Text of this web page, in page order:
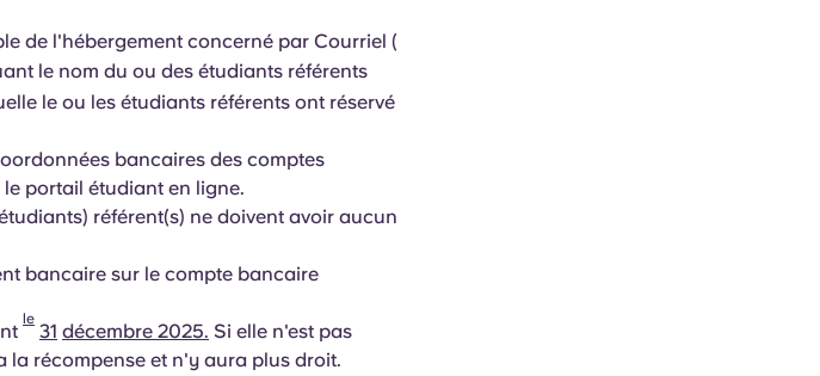
de l'hébergement concerné par Courriel (
le nom du ou des étudiants référents
le ou les étudiants référents ont réservé
bancaires des comptes
portail étudiant en ligne.
référent(s) ne doivent avoir aucun
bancaire sur le compte bancaire
le
31 décembre 2025. Si elle n'est pas
la récompense et n'y aura plus droit.